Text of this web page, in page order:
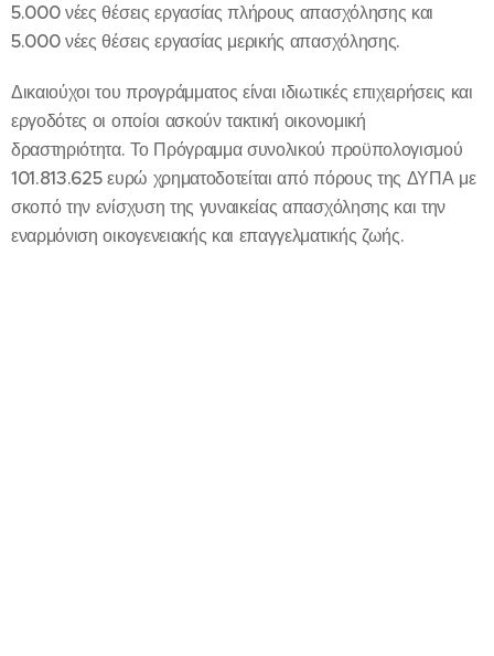
5.000 νέες θέσεις εργασίας πλήρους απασχόλησης και
5.000 νέες θέσεις εργασίας μερικής απασχόλησης.
Δικαιούχοι του προγράμματος είναι ιδιωτικές επιχειρήσεις και
εργοδότες οι οποίοι ασκούν τακτική οικονομική
δραστηριότητα. Το Πρόγραμμα συνολικού προϋπολογισμού
101.813.625 ευρώ χρηματοδοτείται από πόρους της ΔΥΠΑ με
σκοπό την ενίσχυση της γυναικείας απασχόλησης και την
εναρμόνιση οικογενειακής και επαγγελματικής ζωής.